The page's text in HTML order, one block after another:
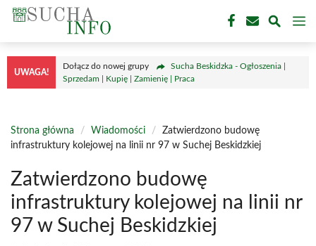
Przejdź
treści
UWAGA!
Dołącz do nowej grupy
Sucha Beskidzka - Ogłoszenia |
Sprzedam | Kupię | Zamienię | Praca
Strona główna / Wiadomości /
Zatwierdzono budowę
infrastruktury kolejowej na linii nr 97 w Suchej Beskidzkiej
Zatwierdzono budowę
infrastruktury kolejowej na linii nr
97 w Suchej Beskidzkiej